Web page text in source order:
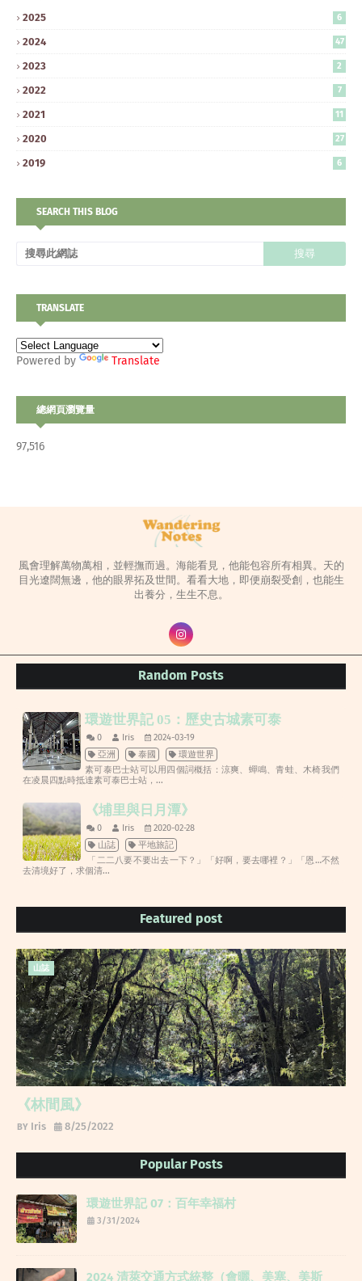
2025 6
2024 47
2023 2
2022 7
2021 11
2020 27
2019 6
SEARCH THIS BLOG
TRANSLATE
Powered by Translate
總網頁瀏覽量
97,516
風會理解萬物萬相，並輕撫而過。海能看見，他能包容所有相異。天的
目光遼闊無邊，他的眼界拓及世間。看看大地，即便崩裂受創，也能生
出養分，生生不息。
Random Posts
環遊世界記 05：歷史古城素可泰
0 Iris
2024-03-19
亞洲
泰國
環遊世界
素可泰巴士站可以用四個詞概括：涼爽、蟬鳴、青蛙、木椅我們
在凌晨四點時抵達素可泰巴士站，...
《埔里與日月潭》
0 Iris
2020-02-28
山誌
平地旅記
「二二八要不要出去一下？」「好啊，要去哪裡？」「恩…不然
去清境好了，求個清...
Featured post
山誌
《林間風》
Iris 8/25/2022
Popular Posts
環遊世界記 07：百年幸福村
3/31/2024
2024 清萊交通方式統整（會曬、美塞、美斯